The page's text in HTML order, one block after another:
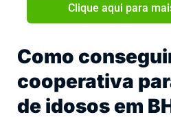
Clique aqui para
Como
cooperativa
de idosos em